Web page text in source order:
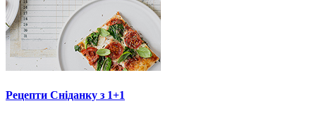
Рецепти Сніданку з 1+1